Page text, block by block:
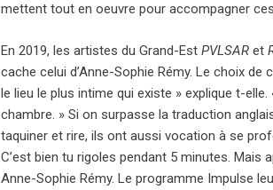
mettent tout en oeuvre pour accompagner
En 2019, les artistes du Grand-EstPVLSAR et
cache celui d’Anne-Sophie Rémy. Le choix
le lieu le plus intime qui existe » explique t-
chambre. » Si on surpasse la traduction
taquiner et rire, ils ont aussi vocation à se
C’est bien tu rigoles pendant 5 minutes.
Anne-Sophie Rémy. Le programme Impulse